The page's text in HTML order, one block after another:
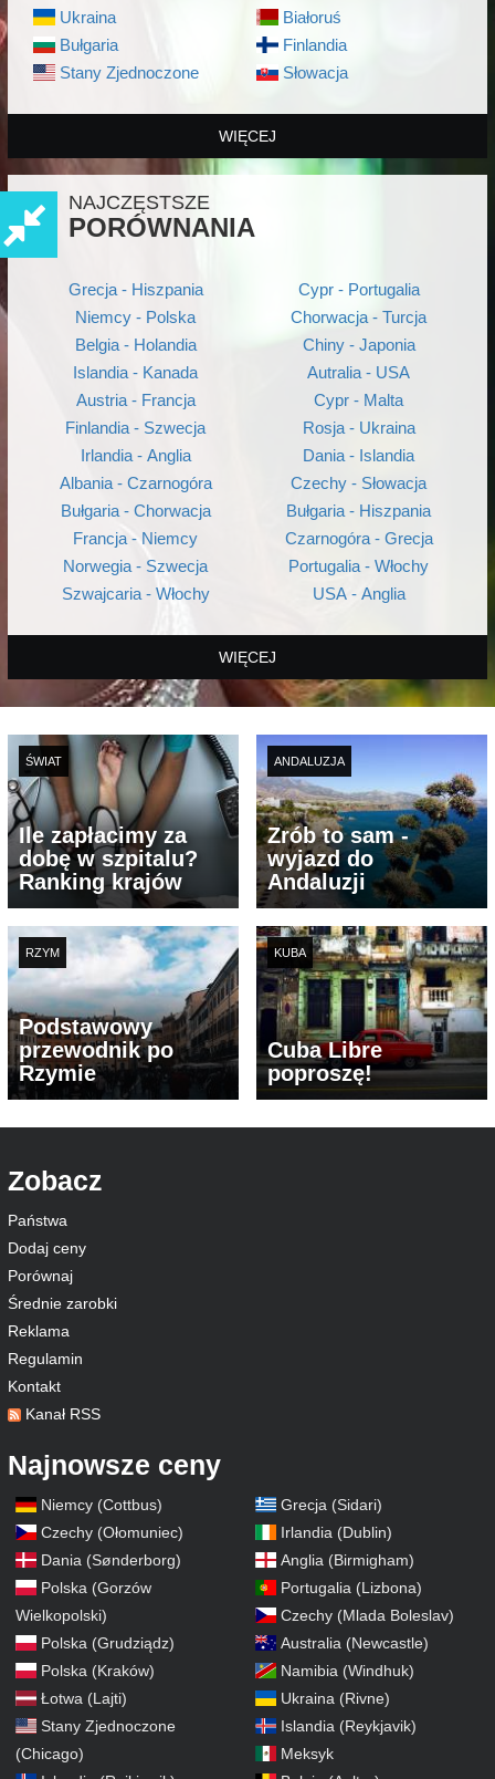
Ukraina
Bułgaria
Stany Zjednoczone
Białoruś
Finlandia
Słowacja
WIĘCEJ
NAJCZĘSTSZE
PORÓWNANIA
Grecja - Hiszpania
Niemcy - Polska
Belgia - Holandia
Islandia - Kanada
Austria - Francja
Finlandia - Szwecja
Irlandia - Anglia
Albania - Czarnogóra
Bułgaria - Chorwacja
Francja - Niemcy
Norwegia - Szwecja
Szwajcaria - Włochy
Cypr - Portugalia
Chorwacja - Turcja
Chiny - Japonia
Autralia - USA
Cypr - Malta
Rosja - Ukraina
Dania - Islandia
Czechy - Słowacja
Bułgaria - Hiszpania
Czarnogóra - Grecja
Portugalia - Włochy
USA - Anglia
WIĘCEJ
ŚWIAT
Ile zapłacimy za
dobę w szpitalu?
Ranking krajów
ANDALUZJA
Zrób to sam -
wyjazd do
Andaluzji
RZYM
Podstawowy
przewodnik po
Rzymie
KUBA
Cuba Libre
poproszę!
Zobacz
Państwa
Dodaj ceny
Porównaj
Średnie zarobki
Reklama
Regulamin
Kontakt
Kanał RSS
Najnowsze ceny
Niemcy (Cottbus)
Czechy (Ołomuniec)
Dania (Sønderborg)
Polska (Gorzów
Wielkopolski)
Polska (Grudziądz)
Polska (Kraków)
Łotwa (Lajti)
Stany Zjednoczone
(Chicago)
Grecja (Sidari)
Irlandia (Dublin)
Anglia (Birmigham)
Portugalia (Lizbona)
Czechy (Mlada Boleslav)
Australia (Newcastle)
Namibia (Windhuk)
Ukraina (Rivne)
Islandia (Reykjavik)
Meksyk